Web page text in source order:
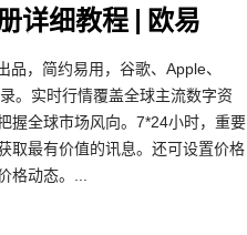
详细教程 | 欧易
品，简约易用，谷歌、Apple、
。实时行情覆盖全球主流数字资
握全球市场风向。7*24小时，重要
取最有价值的讯息。还可设置价格
格动态。...